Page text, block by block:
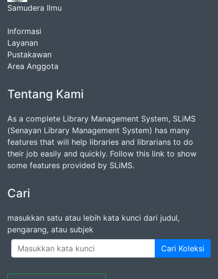
Samudera Ilmu
Informasi
Layanan
Pustakawan
Area Anggota
Tentang Kami
As a complete Library Management System, SLiMS
(Senayan Library Management System) has many
features that will help libraries and librarians to do
their job easily and quickly. Follow this link to show
some features provided by SLiMS.
Cari
masukkan satu atau lebih kata kunci dari judul,
pengarang, atau subjek
Cari Koleksi